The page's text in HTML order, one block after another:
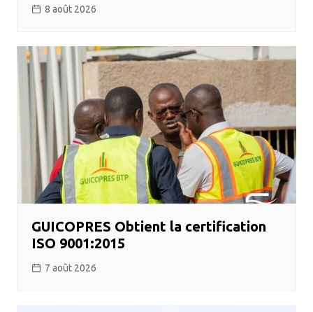
8 août 2026
GUICOPRES Obtient la certification
ISO 9001:2015
7 août 2026